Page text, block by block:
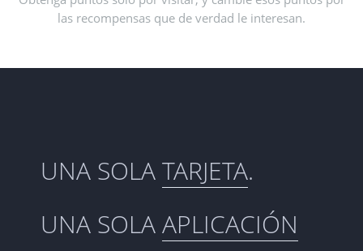
las recompensas que de verdad le interesan.
UNA SOLATARJETA.
UNA SOLAAPLICACIÓN